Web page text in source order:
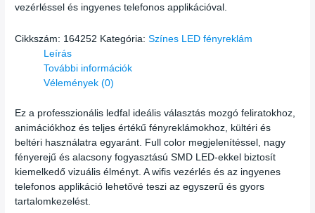
vezérléssel és ingyenes telefonos applikációval.
Cikkszám: 164252 Kategória:Színes LED fényreklám
Leírás
További információk
Vélemények (0)
Ez a professzionális ledfal ideális választás mozgó feliratokhoz,
animációkhoz és teljes értékű fényreklámokhoz, kültéri és
beltéri használatra egyaránt. Full color megjelenítéssel, nagy
fényerejű és alacsony fogyasztású SMD LED-ekkel biztosít
kiemelkedő vizuális élményt. A wifis vezérlés és az ingyenes
telefonos applikáció lehetővé teszi az egyszerű és gyors
tartalomkezelést.